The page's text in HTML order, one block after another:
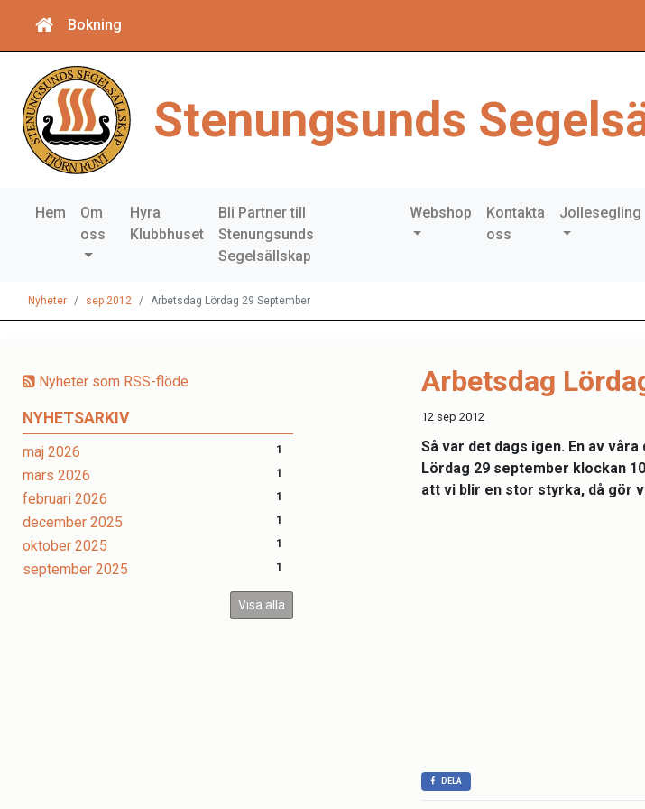
Bokning
Stenungsunds
Hem
Om
oss
Hyra
Klubbhuset
Bli Partner till
Stenungsunds
Segelsällskap
Webshop
Kontakta
oss
Jollesegling
Nyheter sep 2012 Arbetsdag Lördag 29 September
Nyheter som RSS-flöde
NYHETSARKIV
maj 2026 1
mars 2026 1
februari 2026 1
december 2025 1
oktober 2025 1
september 2025 1
Visa alla
Arbetsdag
12 sep 2012
Så var det dags igen. En av
Lördag 29 september klockan
att vi blir en stor styrka, då gör
DELA